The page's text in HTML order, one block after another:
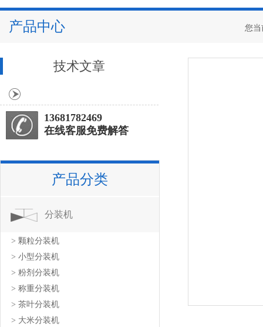
产品中心 您当
技术文章
13681782469
在线客服免费解答
产品分类
分装机
> 颗粒分装机
> 小型分装机
> 粉剂分装机
> 称重分装机
> 茶叶分装机
> 大米分装机